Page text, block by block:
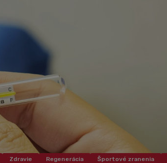
Zdravie Regenerácia Športové zranenia